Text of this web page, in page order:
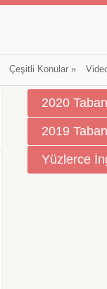
Çeşitli Konular»
2020
2019
Yüzlerce